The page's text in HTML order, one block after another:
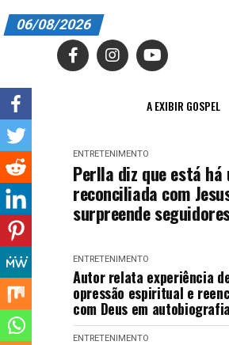
A EXIBIR GOSPEL
EDITORIAL
EXPEDIENTE
FINALIZAR COMPRA
HOME
06/08/2026
A EXIBIR GOSPEL
ENTRETENIMENTO
Perlla diz que está há
reconciliada com
surpreende
ENTRETENIMENTO
Autor relata experiência
opressão espiritual e
com Deus em autobiografia
ENTRETENIMENTO